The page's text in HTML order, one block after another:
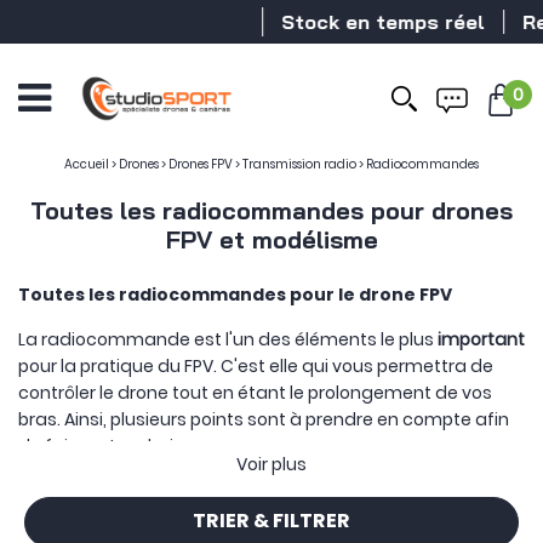
Stock en temps réel
0
Accueil > Drones> Drones FPV>Transmission radio> Radiocommandes
Toutes les radiocommandes pour drones
FPV et modélisme
Toutes les radiocommandes pour le drone FPV
La radiocommande est l'un des éléments le plus important
pour la pratique du FPV. C'est elle qui vous permettra de
contrôler le drone tout en étant le prolongement de vos
bras. Ainsi, plusieurs points sont à prendre en compte afin
de faire votre choix :
, c'est à dire la forme de la
radiocommande, la prise en main est importante il faut
donc voir si vous souhaitez plus une radio se
Voir plus
TRIER & FILTRER